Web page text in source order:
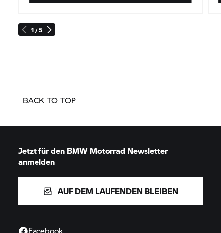
1 / 5
BACK TO TOP
Jetzt für den BMW Motorrad Newsletter
anmelden
AUF DEM LAUFENDEN BLEIBEN
Facebook